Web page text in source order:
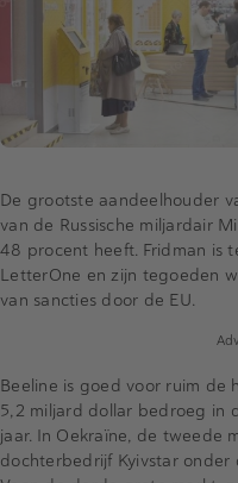
De grootste aandeelhouder
van de Russische miljardair
48 procent heeft. Fridman is
LetterOne en zijn tegoeden
van sancties door de EU.
Beeline is goed voor ruim de
5,2 miljard dollar bedroeg in
jaar. In Oekraïne, de tweede
dochterbedrijf Kyivstar